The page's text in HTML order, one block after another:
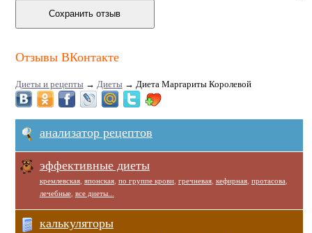
Отзывы ВКонтакте
Диеты и рецепты→ Диеты→ Диета Маргариты Королевой
анализатор рецептов
эффективные диеты
кремлевская, японская, по группе крови, гречневая, кефирная, протасова
лечебные, все диеты...
калькуляторы